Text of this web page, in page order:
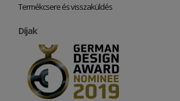
Termékcsere és visszaküldés
Díjak